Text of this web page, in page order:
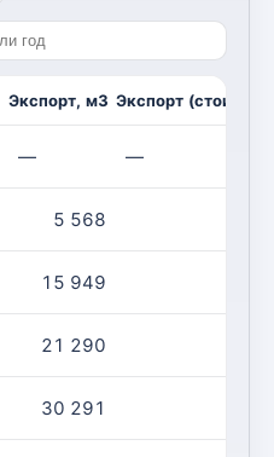
Экспорт, м3 Экспорт
— —
5 568
15 949
21 290
30 291